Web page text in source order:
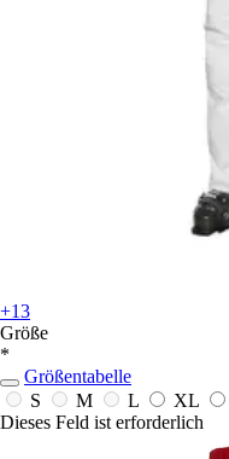
+13
Größe
*
Größentabelle
S
M L XL
Dieses Feld ist erforderlich